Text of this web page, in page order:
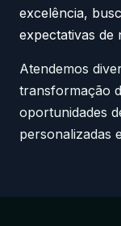
excelência,
expectativas de
Atendemos
transformação
oportunidades
personalizadas